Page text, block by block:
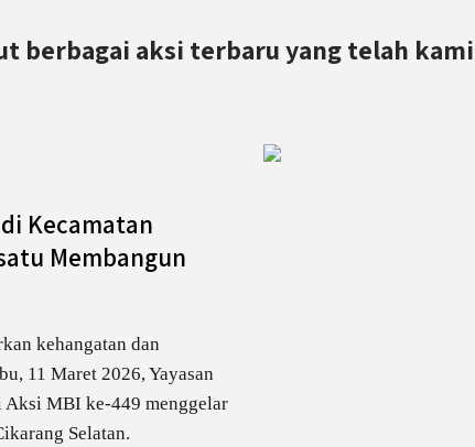
berbagai aksi terbaru yang telah
Kecamatan
Membangun
kehangatan dan
11 Maret 2026, Yayasan
Aksi MBI ke-449 menggelar
Selatan.